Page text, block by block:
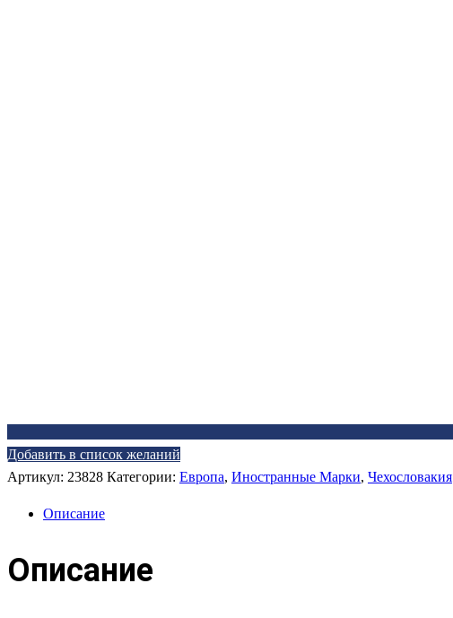
Добавить в список желаний
Артикул: 23828 Категории: Европа, Иностранные Марки, Чехословакия
Описание
Описание